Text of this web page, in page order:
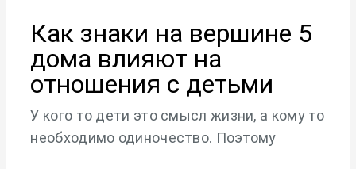
Как знаки на вершине 5
дома влияют на
отношения с детьми
У кого то дети это смысл жизни, а кому то
необходимо одиночество. Поэтому